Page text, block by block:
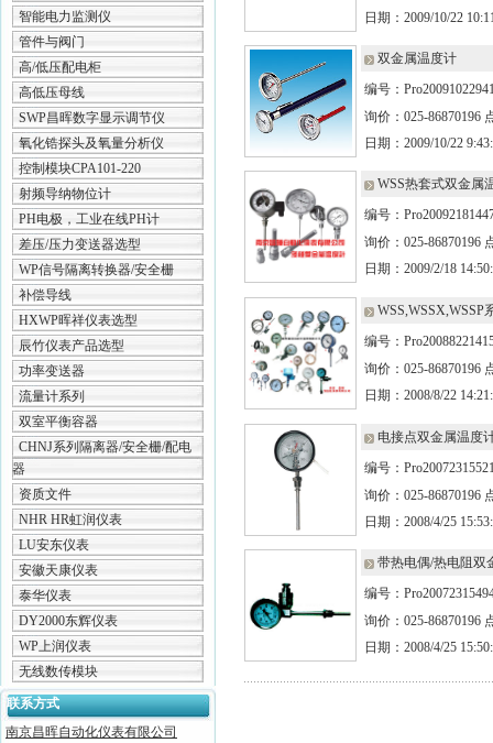
智能电力监测仪
管件与阀门
高/低压配电柜
高低压母线
SWP昌晖数字显示调节仪
氧化锆探头及氧量分析仪
控制模块CPA101-220
射频导纳物位计
PH电极，工业在线PH计
差压/压力变送器选型
WP信号隔离转换器/安全栅
补偿导线
HXWP晖祥仪表选型
辰竹仪表产品选型
功率变送器
流量计系列
双室平衡容器
CHNJ系列隔离器/安全栅/配电
器
资质文件
NHR HR虹润仪表
LU安东仪表
安徽天康仪表
泰华仪表
DY2000东辉仪表
WP上润仪表
无线数传模块
联系方式
南京昌晖自动化仪表有限公司
日期：2009/10/22
双金属温度计
编号：
询价：025-86870196
日期：2009/10/22
WSS热套式双金属
编号：
询价：025-86870196
日期：2009/2/18
WSS,WSSX,WSSP
编号：
询价：025-86870196
日期：2008/8/22
电接点双金属温度
编号：
询价：025-86870196
日期：2008/4/25
带热电偶/热电阻双
编号：
询价：025-86870196
日期：2008/4/25